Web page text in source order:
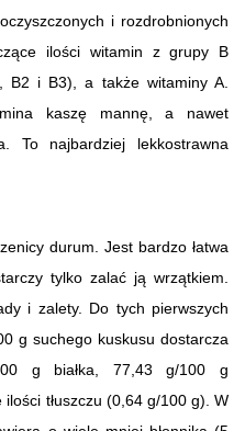
i rozdrobnionych
ilości witamin z grupy B
B2 i B3), a także witaminy A.
kaszę mannę, a nawet
To najbardziej lekkostrawna
durum. Jest bardzo łatwa
tylko zalać ją wrzątkiem.
i zalety. Do tych pierwszych
g suchego kuskusu dostarcza
g białka, 77,43 g/100 g
tłuszczu (0,64 g/100 g). W